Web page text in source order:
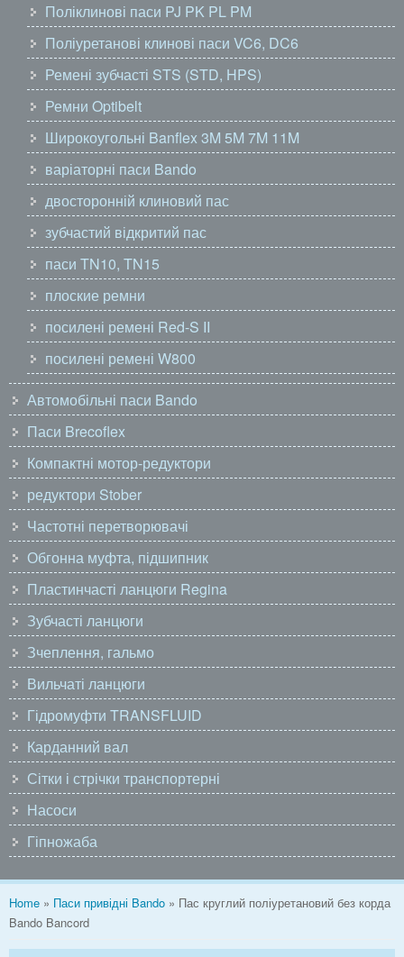
Поліклинові паси PJ PK PL PM
Поліуретанові клинові паси VC6, DC6
Ремені зубчасті STS (STD, HPS)
Ремни Optibelt
Широкоугольні Banflex 3M 5M 7M 11M
варіаторні паси Bando
двосторонній клиновий пас
зубчастий відкритий пас
паси TN10, TN15
плоские ремни
посилені ремені Red-S II
посилені ремені W800
Автомобільні паси Bando
Паси Brecoflex
Компактні мотор-редуктори
редуктори Stober
Частотні перетворювачі
Обгонна муфта, підшипник
Пластинчасті ланцюги Regina
Зубчасті ланцюги
Зчеплення, гальмо
Вильчаті ланцюги
Гідромуфти TRANSFLUID
Карданний вал
Сітки і стрічки транспортерні
Насоси
Гіпножаба
You are here
Home » Паси привідні Bando » Пас круглий поліуретановий без корда
Bando Bancord